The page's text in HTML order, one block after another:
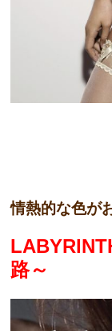
情熱的な色が
路～